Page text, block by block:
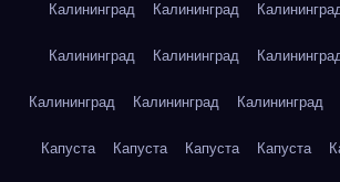
Калининград Калининград
Калининград Калининград
Калининград Калининград Калининград
Капуста Капуста Капуста Капуста